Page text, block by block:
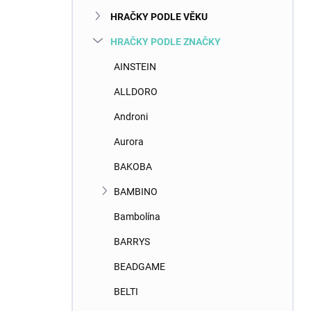
HRAČKY PODLE VĚKU
HRAČKY PODLE ZNAČKY
AINSTEIN
ALLDORO
Androni
Aurora
BAKOBA
BAMBINO
Bambolína
BARRYS
BEADGAME
BELTI